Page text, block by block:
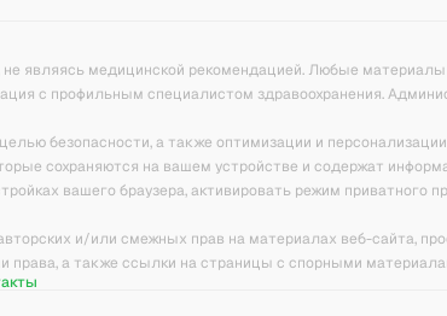
являясь медицинской рекомендацией. Любые материалы
с профильным специалистом здравоохранения.
безопасности, а также оптимизации и
сохраняются на вашем устройстве и содержат
вашего браузера, активировать режим приватного
и/или смежных прав на материалах веб-сайта,
а также ссылки на страницы с спорными